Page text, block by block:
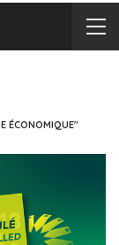
ÉCONOMIQUE"